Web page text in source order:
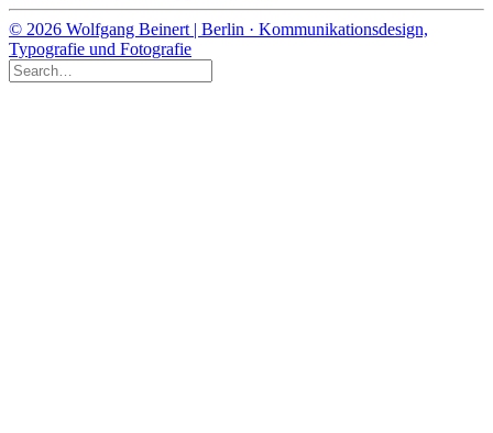
© 2026 Wolfgang Beinert | Berlin · Kommunikationsdesign,
Typografie und Fotografie